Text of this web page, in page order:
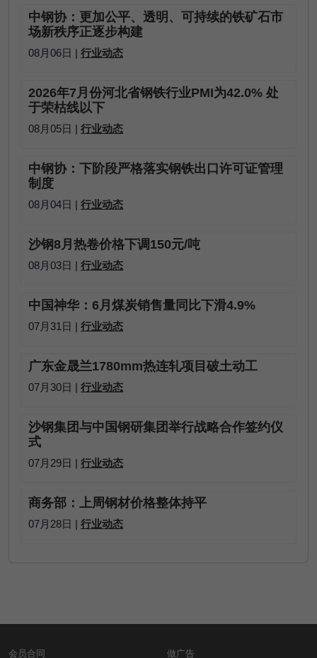
中钢协：更加公平、透明、可持续的铁矿石市
场新秩序正逐步构建
08月06日 | 行业动态
2026年7月份河北省钢铁行业PMI为42.0% 处
于荣枯线以下
08月05日 | 行业动态
中钢协：下阶段严格落实钢铁出口许可证管理
制度
08月04日 | 行业动态
沙钢8月热卷价格下调150元/吨
08月03日 | 行业动态
中国神华：6月煤炭销售量同比下滑4.9%
07月31日 | 行业动态
广东金晟兰1780mm热连轧项目破土动工
07月30日 | 行业动态
沙钢集团与中国钢研集团举行战略合作签约仪
式
07月29日 | 行业动态
商务部：上周钢材价格整体持平
07月28日 | 行业动态
会员合同 做广告